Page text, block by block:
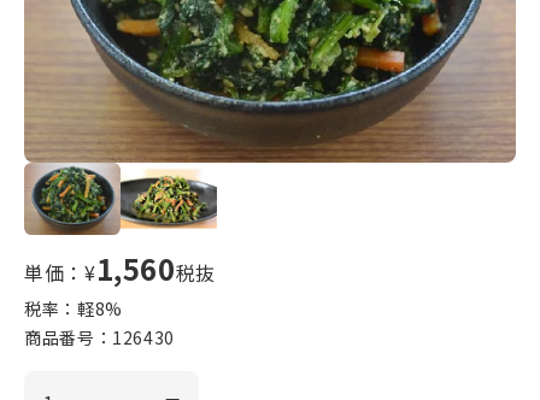
単価：¥1,560税抜
税率：軽8%
商品番号： 126430